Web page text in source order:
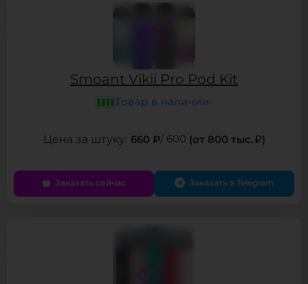
Smoant Vikii Pro Pod Kit
Товар в наличии
660 ₽/ 600 (от 800 тыс. )
Заказать сейчас Заказать в Telegram